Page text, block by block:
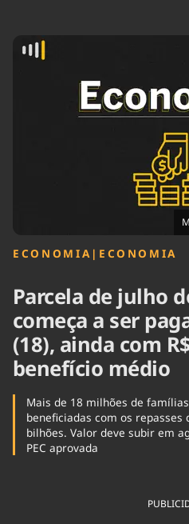
Agronegócios
Economia
Educação
Infraestrutura
Internacional
ECONOMIA | ECONOMIA
Parcela de julho
começa a ser
(18), ainda com
benefício médio
Mais de 18 milhões de
beneficiadas com os repasses
bilhões. Valor deve subir em
PEC aprovada